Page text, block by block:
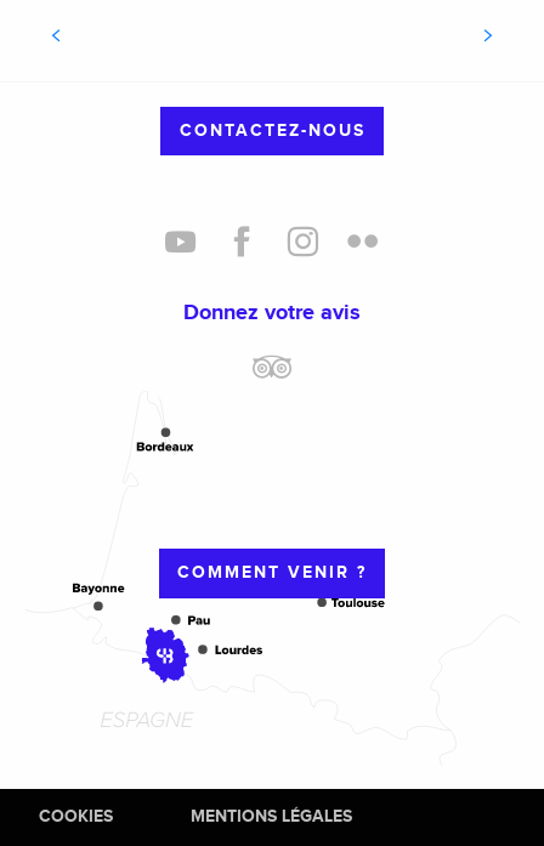
LA FERME BIDALOT
CONTACTEZ-NOUS
Donnez votre avis
COMMENT VENIR ?
COOKIES MENTIONS LÉGALES